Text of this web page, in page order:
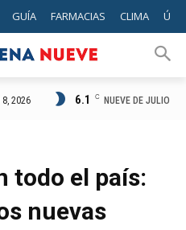
GUÍA FARMACIAS CLIMA
8, 2026 6.1 C NUEVE DE JULIO
todo el país:
nuevas